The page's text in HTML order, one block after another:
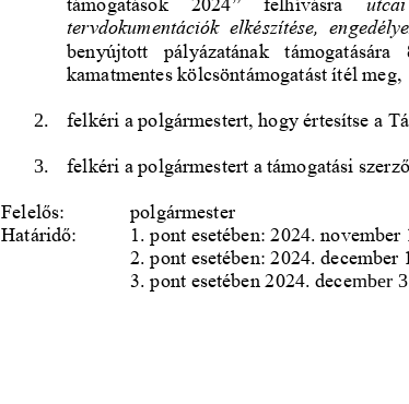
tervdokumentációk  elkészítése,
benyújtott  pályázatának
támogatására
kamatmentes kölcsöntámogatást ítél meg,
2. felkéri a polgármestert, hogy értesítse a
3. felkéri a polgármestert a támogatási
Felelős:
polgármester
Határidő:
1. pont esetében: 2024. november
2. pont esetében: 2024. december
3. pont esetében 2024. december